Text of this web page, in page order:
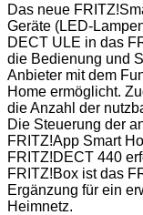
Das neue
Geräte (LED-
DECT ULE in das
die Bedienung und
Anbieter mit dem
Home ermöglicht.
die Anzahl der
Die Steuerung der
FRITZ!App Smart
FRITZ!DECT 440
FRITZ!Box ist das
Ergänzung für ein
Heimnetz.